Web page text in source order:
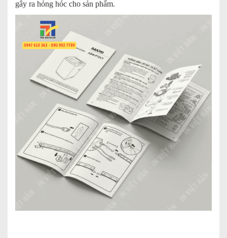
gây ra hỏng hóc cho sản phẩm.